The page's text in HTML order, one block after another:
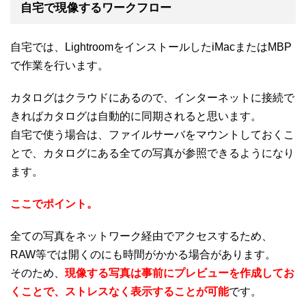
自宅で現像するワークフロー
自宅では、LightroomをインストールしたiMacまたはMBP
で作業を行います。
カタログはクラウドにあるので、インターネットに接続で
きればカタログは自動的に同期されると思います。
自宅で使う場合は、ファイルサーバをマウントしておくこ
とで、カタログにある全ての写真が参照できるようになり
ます。
ここでポイント。
全ての写真をネットワーク経由でアクセスするため、
RAW等では開くのにも時間がかかる場合があります。
そのため、 現像する写真は事前にプレビューを作成してお
くことで、ストレスなく表示することが可能です。